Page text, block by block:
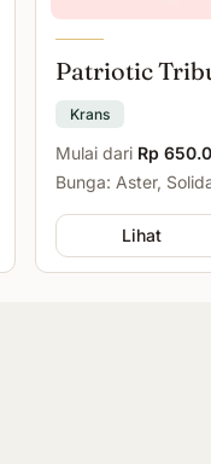
Patriotic
Krans
Mulai dari Rp
Bunga: Aster,
Lihat